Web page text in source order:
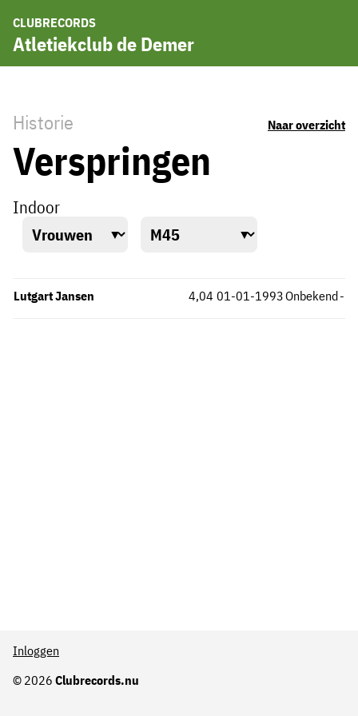
CLUBRECORDS
Atletiekclub de Demer
Historie Naar overzicht
Verspringen
Indoor
Lutgart Jansen Onbekend
4,04 -
01-01-1993
© 2026 Clubrecords.nu
Inloggen